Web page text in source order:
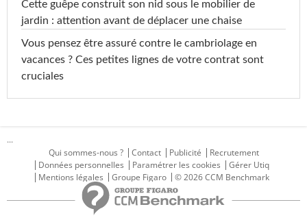
Cette guêpe construit son nid sous le mobilier de
jardin : attention avant de déplacer une chaise
Vous pensez être assuré contre le cambriolage en
vacances ? Ces petites lignes de votre contrat sont
cruciales
...
Qui sommes-nous ?
Contact Publicité
Recrutement
Données personnelles
Paramétrer les cookies
Gérer Utiq
Mentions légales
Groupe Figaro © 2026 CCM Benchmark